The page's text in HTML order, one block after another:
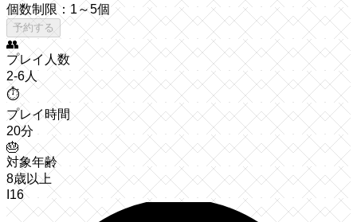
個数制限：1～5個
予約する
👥
プレイ人数
2-6人
⏱️
プレイ時間
20分
🎂
対象年齢
8歳以上
I16